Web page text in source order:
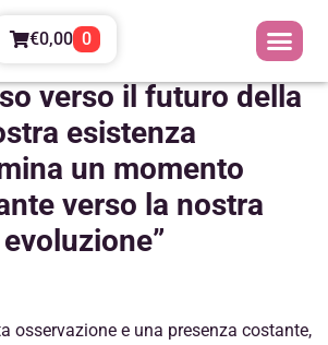
€0,00 0
verso il futuro della
esistenza
un momento
verso la nostra
evoluzione”
osservazione e una presenza costante,